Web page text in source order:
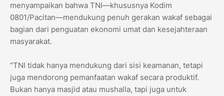
menyampaikan bahwa TNI—khususnya Kodim
0801/Pacitan—mendukung penuh gerakan wakaf sebagai
bagian dari penguatan ekonomi umat dan kesejahteraan
masyarakat.
“TNI tidak hanya mendukung dari sisi keamanan, tetapi
juga mendorong pemanfaatan wakaf secara produktif.
Bukan hanya masjid atau mushalla, tapi juga untuk